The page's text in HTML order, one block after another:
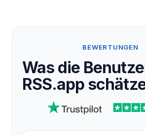
BEWERTUNGEN
Was die
RSS.app